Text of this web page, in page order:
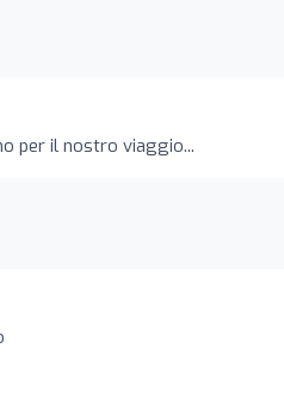
per il nostro viaggio...